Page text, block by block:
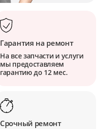
Гарантия на ремонт
На все запчасти и услуги
мы предоставляем
гарантию до 12 мес.
Срочный ремонт